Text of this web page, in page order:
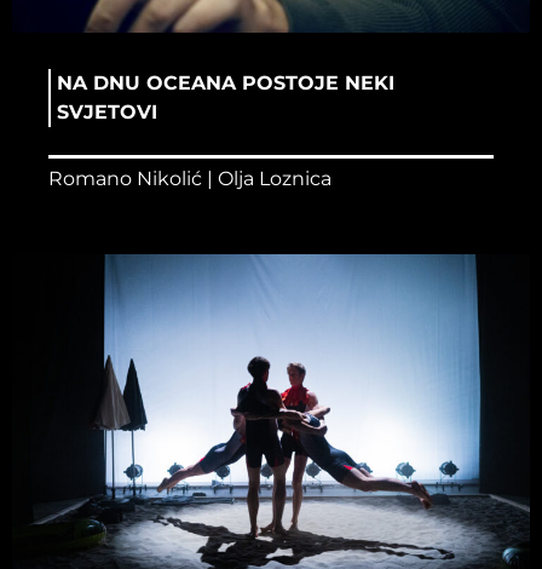
NA DNU OCEANA POSTOJE NEKI
SVJETOVI
Romano Nikolić | Olja Loznica